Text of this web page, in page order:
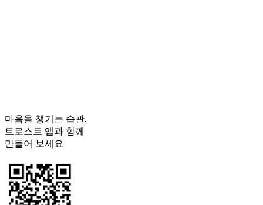
마음을 챙기는 습관,
트로스트 앱과 함께
만들어 보세요